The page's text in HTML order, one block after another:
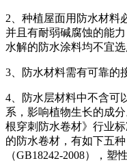
2、种植屋面用防水材料
并且有耐弱碱腐蚀的能
水解的防水涂料均不宜选
3、防水材料需有可靠的
4、防水层材料中不含可
系，影响植物生长的成
根穿刺防水卷材》行业
的防水卷材，有如下五
（GB18242-2008），